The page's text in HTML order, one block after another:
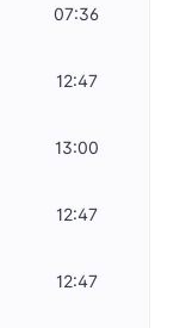
07:36
12:47
13:00
12:47
12:47